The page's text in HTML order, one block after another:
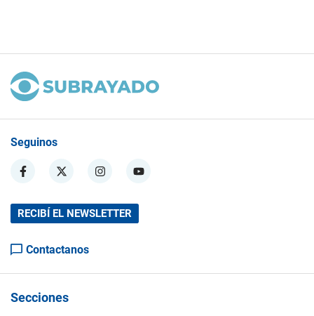
Seguinos
RECIBÍ EL NEWSLETTER
Contactanos
Secciones